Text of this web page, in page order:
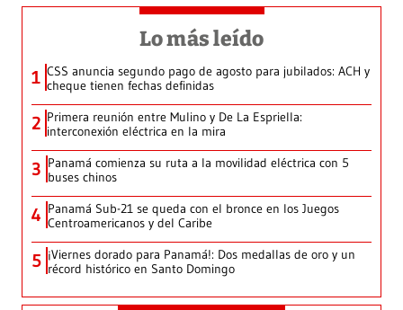
Lo más leído
1 CSS anuncia segundo pago de agosto para jubilados: ACH y
cheque tienen fechas definidas
2 Primera reunión entre Mulino y De La Espriella:
interconexión eléctrica en la mira
3 Panamá comienza su ruta a la movilidad eléctrica con 5
buses chinos
4 Panamá Sub-21 se queda con el bronce en los Juegos
Centroamericanos y del Caribe
5 ¡Viernes dorado para Panamá!: Dos medallas de oro y un
récord histórico en Santo Domingo